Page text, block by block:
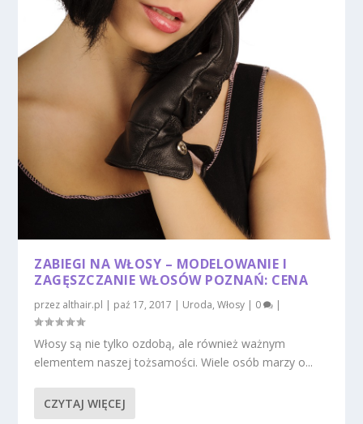
ZABIEGI NA WŁOSY – MODELOWANIE I
ZAGĘSZCZANIE WŁOSÓW POZNAŃ: CENA
przez althair.pl | paź 17, 2017 | Uroda,Włosy | 0 |
Włosy są nie tylko ozdobą, ale również ważnym
elementem naszej tożsamości. Wiele osób marzy o...
CZYTAJ WIĘCEJ